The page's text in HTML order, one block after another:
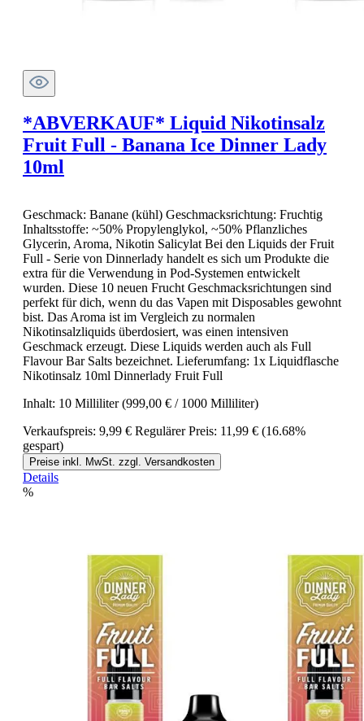
*ABVERKAUF* Liquid Nikotinsalz
Fruit Full - Banana Ice Dinner Lady
10ml
Geschmack: Banane (kühl) Geschmacksrichtung: Fruchtig
Inhaltsstoffe: ~50% Propylenglykol, ~50% Pflanzliches
Glycerin, Aroma, Nikotin Salicylat Bei den Liquids der Fruit
Full - Serie von Dinnerlady handelt es sich um Produkte die
extra für die Verwendung in Pod-Systemen entwickelt
wurden. Diese 10 neuen Frucht Geschmacksrichtungen sind
perfekt für dich, wenn du das Vapen mit Disposables gewohnt
bist. Das Aroma ist im Vergleich zu normalen
Nikotinsalzliquids überdosiert, was einen intensiven
Geschmack erzeugt. Diese Liquids werden auch als Full
Flavour Bar Salts bezeichnet. Lieferumfang: 1x Liquidflasche
Nikotinsalz 10ml Dinnerlady Fruit Full
Inhalt: 10 Milliliter(999,00 € / 1000 Milliliter)
Verkaufspreis: 9,99 € Regulärer Preis: 11,99 € (16.68%
gespart)
Preise inkl. MwSt. zzgl. Versandkosten
Details
%